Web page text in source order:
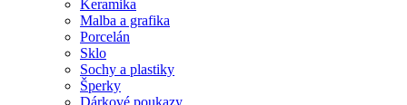
Keramika
Malba a grafika
Porcelán
Sklo
Sochy a plastiky
Šperky
Dárkové poukazy